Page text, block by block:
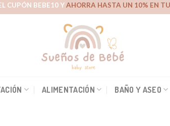
CUPÓN BEBE10 YAHORRA HASTA UN 10% EN
ALIMENTACIÓN BAÑO Y ASEO